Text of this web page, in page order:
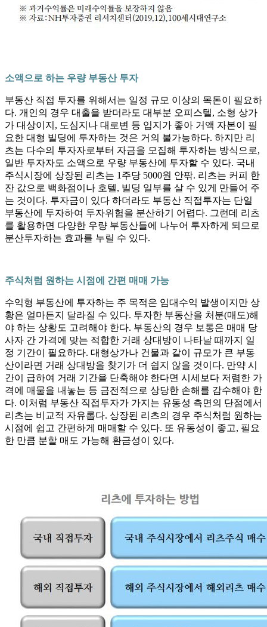
소액으로 하는 우량 부동산 투자
부동산 직접 투자를 위해서는 일정 규모 이상의 목돈이 필요하
다. 개인의 경우 대출을 받더라도 대부분 오피스텔, 소형 상가
가 대상이지, 도심지나 대로변 등 입지가 좋아 거액 자본이 필
요한 대형 빌딩에 투자하는 것은 거의 불가능하다. 하지만 리
츠는 다수의 투자자로부터 자금을 모집해 투자하는 방식으로,
일반 투자자도 소액으로 우량 부동산에 투자할 수 있다. 국내
주식시장에 상장된 리츠는 1주당 5000원 안팎. 리츠는 커피 한
잔 값으로 백화점이나 호텔, 빌딩 일부를 살 수 있게 만들어 주
는 것이다. 투자금이 있다 하더라도 부동산 직접투자는 단일
부동산에 투자하여 투자위험을 분산하기 어렵다. 그런데 리츠
를 활용하면 다양한 우량 부동산들에 나누어 투자하게 되므로
분산투자하는 효과를 누릴 수 있다.
주식처럼 원하는 시점에 간편 매매 가능
수익형 부동산에 투자하는 주 목적은 임대수익 발생이지만 상
황은 얼마든지 달라질 수 있다. 투자한 부동산을 처분(매도)해
야 하는 상황도 고려해야 한다. 부동산의 경우 보통은 매매 당
사자 간 가격에 맞는 적합한 거래 상대방이 나타날 때까지 일
정 기간이 필요하다. 대형상가나 건물과 같이 규모가 큰 부동
산이라면 거래 상대방을 찾기가 더 쉽지 않을 것이다. 만약 시
간이 급하여 거래 기간을 단축해야 한다면 시세보다 저렴한 가
격에 매물을 내놓는 등 금전적으로 상당한 손해를 감수해야 한
다. 이처럼 부동산 직접투자가 가지는 유동성 측면의 단점에서
리츠는 비교적 자유롭다. 상장된 리츠의 경우 주식처럼 원하는
시점에 쉽고 간편하게 매매할 수 있다. 또 유동성이 좋고, 필요
한 만큼 분할 매도 가능해 환금성이 있다.